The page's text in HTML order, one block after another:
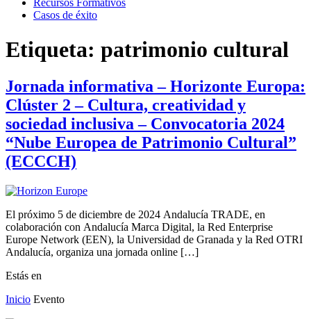
Recursos Formativos
Casos de éxito
Etiqueta: patrimonio cultural
Jornada informativa – Horizonte Europa:
Clúster 2 – Cultura, creatividad y
sociedad inclusiva – Convocatoria 2024
“Nube Europea de Patrimonio Cultural”
(ECCCH)
El próximo 5 de diciembre de 2024 Andalucía TRADE, en
colaboración con Andalucía Marca Digital, la Red Enterprise
Europe Network (EEN), la Universidad de Granada y la Red OTRI
Andalucía, organiza una jornada online […]
Estás en
Inicio Evento